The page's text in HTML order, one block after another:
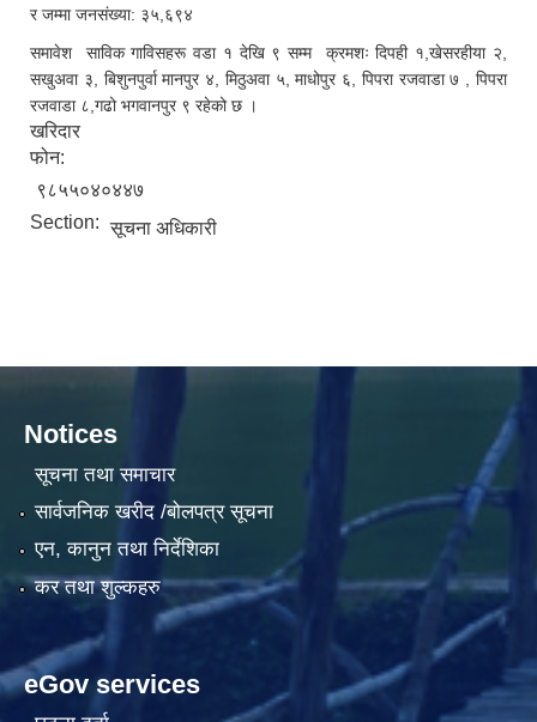
र जम्मा जनसंख्या: ३५,६९४
समावेश साविक गाविसहरू वडा १ देखि ९ सम्म क्रमशः दिपही १,खेसरहीया २,
सखुअवा ३, बिशुनपुर्वा मानपुर ४, मिठुअवा ५, माधोपुर ६, पिपरा रजवाडा ७ , पिपरा
रजवाडा ८,गढो भगवानपुर ९ रहेको छ ।
खरिदार
फोन:
९८५५०४०४४७
Section: सूचना अधिकारी
Notices
सूचना तथा समाचार
सार्वजनिक खरीद /बोलपत्र सूचना
एन, कानुन तथा निर्देशिका
कर तथा शुल्कहरु
eGov services